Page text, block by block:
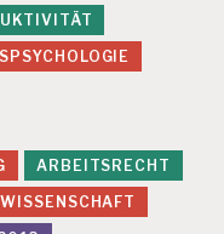
ARBEITSRECHT